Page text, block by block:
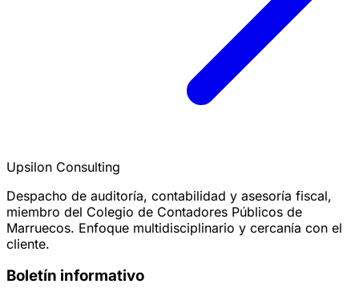
Upsilon Consulting
Despacho de auditoría, contabilidad y asesoría fiscal,
miembro del Colegio de Contadores Públicos de
Marruecos. Enfoque multidisciplinario y cercanía con el
cliente.
Boletín informativo